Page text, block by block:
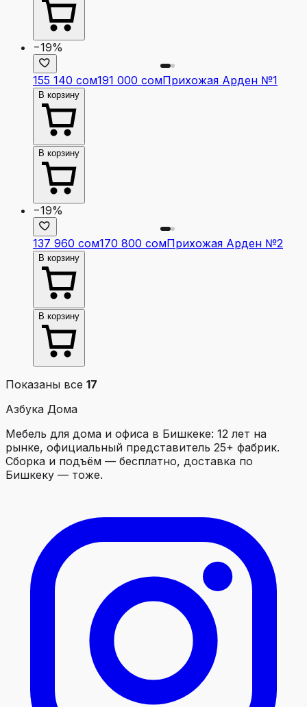
−19%
155 140 сом191 000 сомПрихожая Арден №1
В корзину
В корзину
−19%
137 960 сом170 800 сомПрихожая Арден №2
В корзину
В корзину
Показаны все 17
Азбука Дома
Мебель для дома и офиса в Бишкеке: 12 лет на
рынке, официальный представитель 25+ фабрик.
Сборка и подъём — бесплатно, доставка по
Бишкеку — тоже.